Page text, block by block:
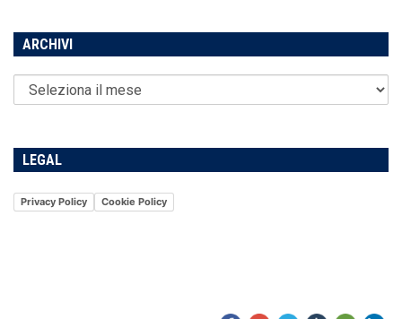
ARCHIVI
LEGAL
Privacy Policy Cookie Policy